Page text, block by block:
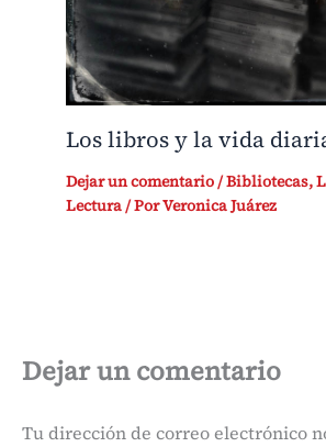
Los libros y la vida
Dejar un comentario/Bibliotecas,
Lectura/ PorVeronica Juárez
Dejar un comentario
Tu dirección de correo electrónico